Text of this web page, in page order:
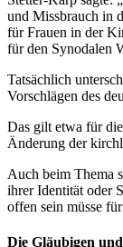
und Missbrauch in
für Frauen in der
für den Synodalen
Tatsächlich
Vorschlägen des
Das gilt etwa für
Änderung der
Auch beim Thema
ihrer Identität oder
offen sein müsse
Die Gläubigen